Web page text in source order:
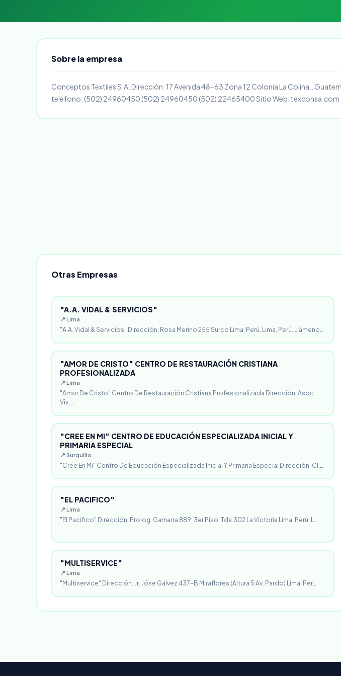
Sobre la empresa
Conceptos Textiles S.A. Dirección: 17 Avenida 48-63 Zona 12 Colonia La Colina..
teléfono: (502) 24960450 (502) 24960450 (502) 22465400 Sitio Web: texconsa.com
Otras Empresas
"A.A. VIDAL & SERVICIOS"
📍 Lima
"A.A. Vidal & Servicios" Dirección: Rosa Merino 255 Surco Lima, Perú. Lima, Perú. Llámeno…
"AMOR DE CRISTO" CENTRO DE RESTAURACIÓN CRISTIANA
PROFESIONALIZADA
📍 Lima
"Amor De Cristo" Centro De Restauración Cristiana Profesionalizada Dirección: Asoc.
Viv. …
"CREE EN MI" CENTRO DE EDUCACIÓN ESPECIALIZADA INICIAL Y
PRIMARIA ESPECIAL
📍 Surquillo
"Cree En Mi" Centro De Educación Especializada Inicial Y Primaria Especial Dirección: Cl.…
"EL PACIFICO"
📍 Lima
"El Pacifico" Dirección: Prolog. Gamarra 889. 3er Piso, Tda.302 La Victoria Lima, Perú. L…
"MULTISERVICE"
📍 Lima
"Multiservice" Dirección: Jr. Jóse Gálvez 437-B Miraflores (Altura 5 Av. Pardo) Lima, Per…